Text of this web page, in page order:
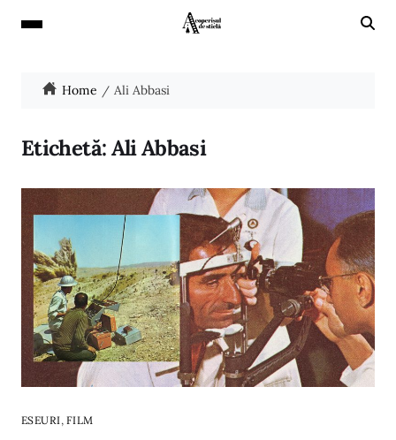
Home Ali Abbasi
Etichetă:Ali Abbasi
ESEURI, FILM